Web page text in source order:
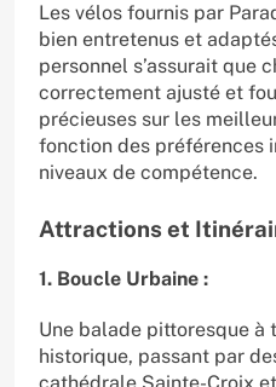
Les vélos fournis par
bien entretenus et
personnel s’assurait que
correctement ajusté et
précieuses sur les
fonction des préférences
niveaux de compétence.
Attractions et
1. Boucle Urbaine :
Une balade pittoresque
historique, passant par